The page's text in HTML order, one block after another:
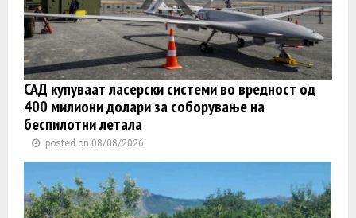
САД купуваат ласерски системи во вредност од
400 милиони долари за соборување на
беспилотни летала
posted on 08/08/2026